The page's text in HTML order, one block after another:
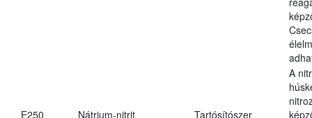
E250 Nátrium-nitrit Tartósítószer
A